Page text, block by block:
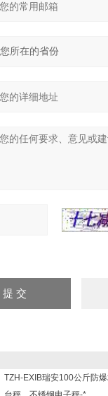
TZH-EXIB瑞安100公斤防